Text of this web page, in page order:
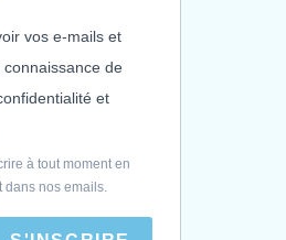
vos e-mails et
de
et
à tout moment en
dans nos emails.